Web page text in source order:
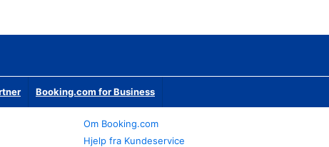
Booking.com for Business
Om Booking.com
Hjelp fra Kundeservice